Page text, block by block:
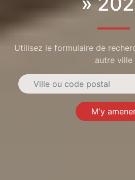
Utilisez le formulaire de
autre ville
M'y